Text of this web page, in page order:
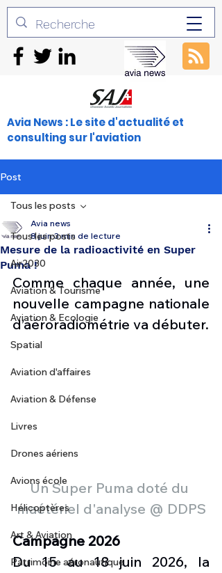
Avia News : Le site d'actualité et
consulting sur l'aviation
Post
Tous les posts
Air2030
Aviation & Tourisme
Aviation & Ecologie
Spatial
Aviation d'affaires
Aviation & Défense
Livres
Drones aériens
Avions école
Hélicoptères
Art & Aviation
Patrimoine aéronautique
Tous les posts
Mesure de la radioactivité en Super
Puma !
Avia news
8 juin 3 min de lecture
Comme chaque année, une
nouvelle campagne nationale
d’aéroradiométrie va débuter.
Un Super Puma doté du
maétériel d'analyse @ DDPS
Campagne 2026
Du 15 au 18 juin 2026, la